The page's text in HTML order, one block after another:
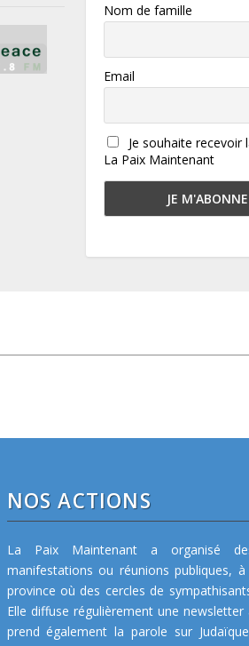
Nom de famille
Email
Je souhaite recevoir
La Paix Maintenant
NOS ACTIONS
La Paix Maintenant a organisé
manifestations ou réunions publiques,
province où des cercles de
Elle diffuse régulièrement une
prend également la parole sur